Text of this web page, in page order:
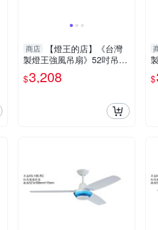
商店
【燈王的店】《台灣
製燈王強風吊扇》52吋吊扇
附遙控器(馬達保固十年) ☆
KS-197-RC
$3,208 $